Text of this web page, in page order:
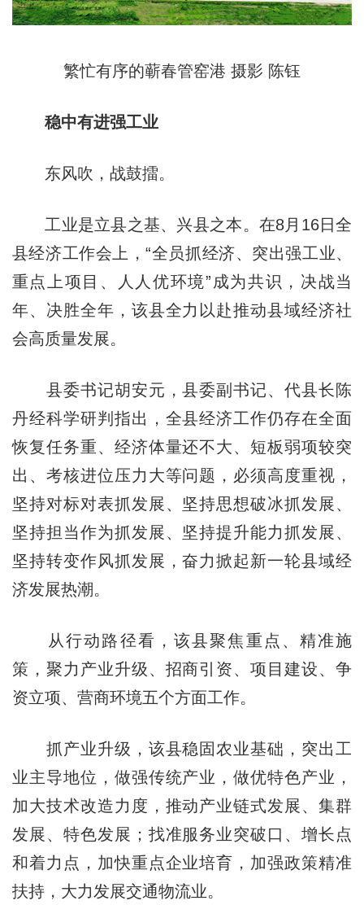
繁忙有序的蕲春管窑港 摄影 陈钰
稳中有进强工业
东风吹，战鼓擂。
工业是立县之基、兴县之本。在8月16日全
县经济工作会上，“全员抓经济、突出强工业、
重点上项目、人人优环境”成为共识，决战当
年、决胜全年，该县全力以赴推动县域经济社
会高质量发展。
县委书记胡安元，县委副书记、代县长陈
丹经科学研判指出，全县经济工作仍存在全面
恢复任务重、经济体量还不大、短板弱项较突
出、考核进位压力大等问题，必须高度重视，
坚持对标对表抓发展、坚持思想破冰抓发展、
坚持担当作为抓发展、坚持提升能力抓发展、
坚持转变作风抓发展，奋力掀起新一轮县域经
济发展热潮。
从行动路径看，该县聚焦重点、精准施
策，聚力产业升级、招商引资、项目建设、争
资立项、营商环境五个方面工作。
抓产业升级，该县稳固农业基础，突出工
业主导地位，做强传统产业，做优特色产业，
加大技术改造力度，推动产业链式发展、集群
发展、特色发展；找准服务业突破口、增长点
和着力点，加快重点企业培育，加强政策精准
扶持，大力发展交通物流业。